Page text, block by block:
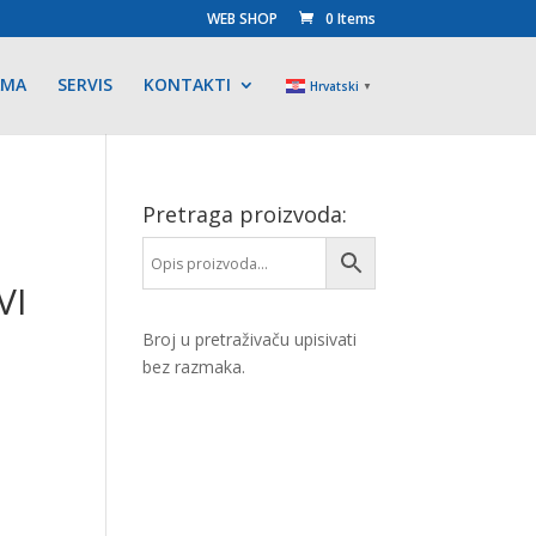
WEB SHOP 0 Items
SERVIS KONTAKTI Hrvatski ▼
Pretraga proizvoda:
Broj u pretraživaču upisivati
bez razmaka.